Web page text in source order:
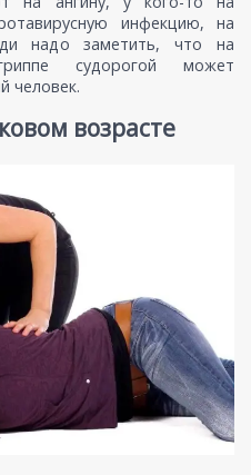
инфекцию, на
надо заметить, что на
судорогой может
человек.
возрасте